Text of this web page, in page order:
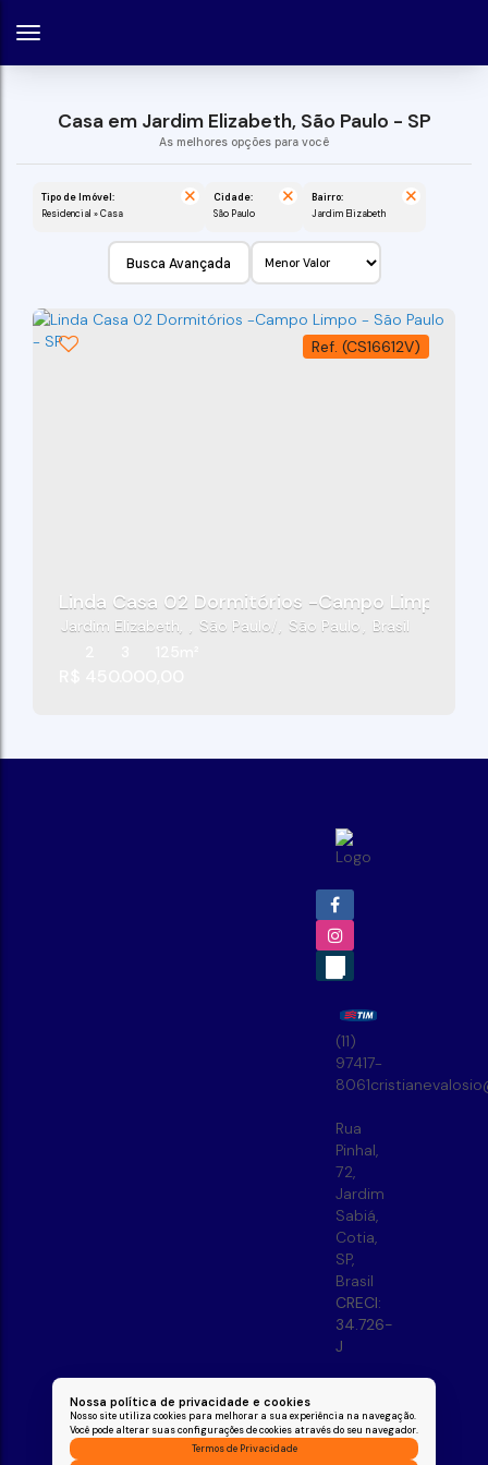
Nossa política de privacidade e cookies
Nosso site utiliza cookies para melhorar a sua experiência na navegação.
Você pode alterar suas configurações de cookies através do seu navegador.
Termos de Privacidade
Casa em Jardim Elizabeth, São Paulo - SP
Tipo de Imóvel:
Residencial » Casa
Cidade:
São Paulo
Bairro:
Jardim Elizabeth
Busca Avançada
(CS16612V)
Linda Casa 02 Dormitórios -Campo Limpo -
Jardim Elizabeth São Paulo São Paulo
Brasil
(11)
97417-
8061
Rua
Pinhal,
72,
Jardim
Sabiá,
Cotia,
SP,
Brasil
CRECI:
34.726-
J